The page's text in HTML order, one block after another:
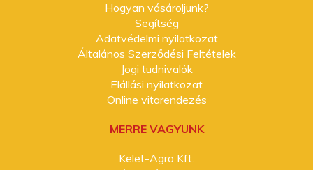
Hogyan vásároljunk?
Segítség
Adatvédelmi nyilatkozat
Általános Szerződési Feltételek
Jogi tudnivalók
Elállási nyilatkozat
Online vitarendezés
MERRE VAGYUNK
Kelet-Agro Kft.